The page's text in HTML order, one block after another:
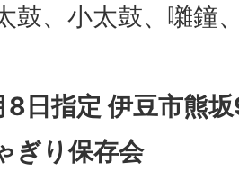
鼓、小太鼓、囃鐘
8日指定 伊豆市熊
ぎり保存会